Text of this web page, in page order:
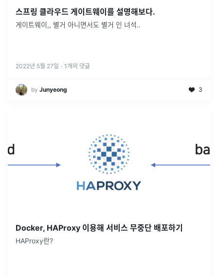
스프링 클라우드 게이트웨이를 설명해보다.
게이트웨이,, 별거 아니면서도 별거 인 녀석..
2022년 5월 27일 · 1 개의 댓글
by Junyeong 3
Docker, HAProxy 이용해 서비스 무중단 배포하기
HAProxy란?